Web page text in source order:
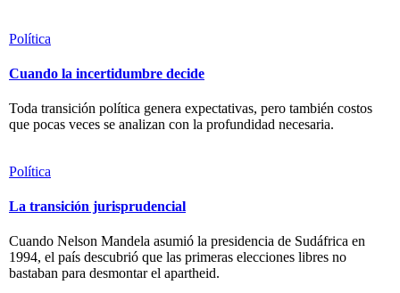
Política
Cuando la incertidumbre decide
Toda transición política genera expectativas, pero también costos
que pocas veces se analizan con la profundidad necesaria.
Política
La transición jurisprudencial
Cuando Nelson Mandela asumió la presidencia de Sudáfrica en
1994, el país descubrió que las primeras elecciones libres no
bastaban para desmontar el apartheid.